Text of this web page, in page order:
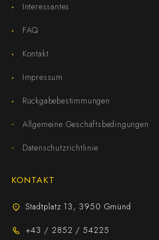
Interessantes
FAQ
Kontakt
Impressum
Rückgabebestimmungen
Allgemeine Geschäftsbedingungen
Datenschutzrichtlinie
KONTAKT
Stadtplatz 13, 3950 Gmünd
+43 / 2852 / 54225